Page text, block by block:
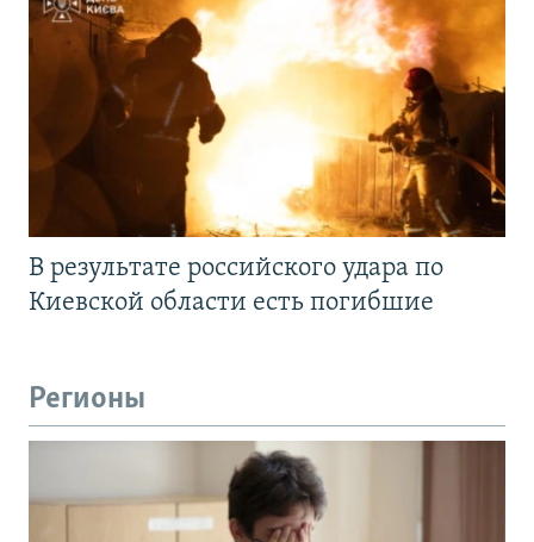
В результате российского удара по
Киевской области есть погибшие
Регионы